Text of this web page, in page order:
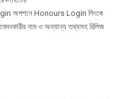
অপশনে Honours Login লিংকে
নাম ও অন্যান্য তথ্যসহ রিলিজ